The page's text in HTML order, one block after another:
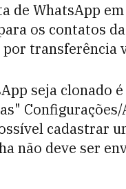
de WhatsApp
os contatos
transferência
seja clonado
cadastrar
não deve ser